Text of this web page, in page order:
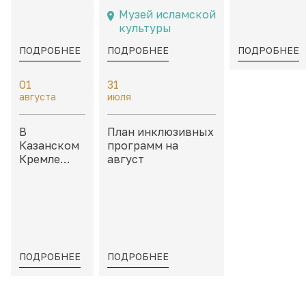
ПОДРОБНЕЕ
Казани и
татарской
культуре
Музей исламской
культуры
ПОДРОБНЕЕ ПОДРОБНЕЕ
01
августа
В
Казанском
Кремле
ПОДРОБНЕЕ
31
июля
План инклюзивных
программ на
август
ПОДРОБНЕЕ